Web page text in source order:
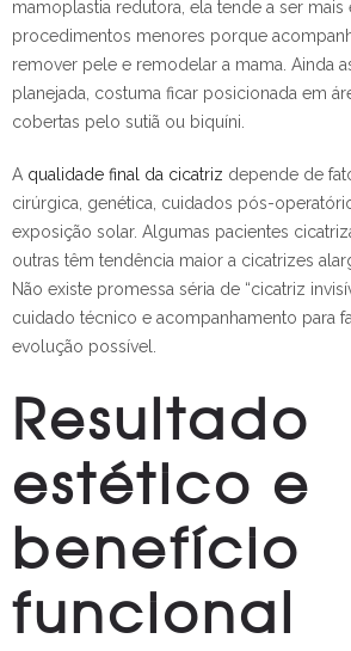
mamoplastia redutora, ela tende a ser
procedimentos menores porque
remover pele e remodelar a mama. Ainda
planejada, costuma ficar posicionada em
cobertas pelo sutiã ou biquíni.
A qualidade final da cicatriz depende de
cirúrgica, genética, cuidados pós-
exposição solar. Algumas pacientes
outras têm tendência maior a cicatrizes
Não existe promessa séria de “cicatriz
cuidado técnico e acompanhamento para
evolução possível.
Resultado
estético e
benefício
funcional